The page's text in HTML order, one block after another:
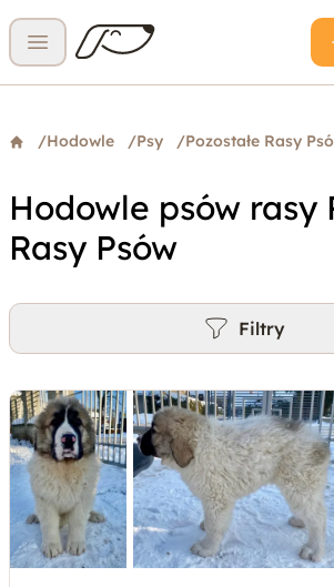
Otwórz menu
/Hodowle /Psy /Pozostałe Rasy
Hodowle psów rasy
Rasy Psów
Filtry